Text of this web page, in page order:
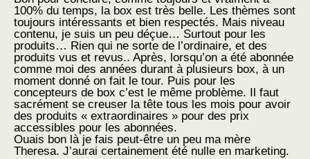
100% du temps, la box est très belle. Les thèmes sont
toujours intéressants et bien respectés. Mais niveau
contenu, je suis un peu déçue… Surtout pour les
produits… Rien qui ne sorte de l’ordinaire, et des
produits vus et revus.. Après, lorsqu’on a été abonnée
comme moi des années durant à plusieurs box, à un
moment donné on fait le tour. Puis pour les
concepteurs de box c’est le même problème. Il faut
sacrément se creuser la tête tous les mois pour avoir
des produits « extraordinaires » pour des prix
accessibles pour les abonnées.
Ouais bon là je fais peut-être un peu ma mère
Theresa. J’aurai certainement été nulle en marketing.